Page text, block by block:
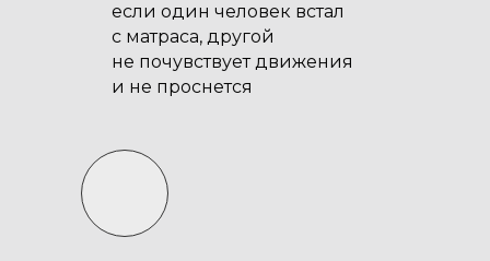
если один человек встал
с матраса, другой
не почувствует движения
и не проснется